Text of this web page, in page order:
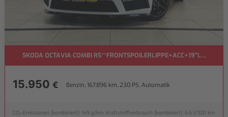
SKODA OCTAVIA COMBI RS**FRONTSPOILERLIPPE+ACC+19"LMF**
15.950 € Benzin, 167.896 km, 230 PS, Automatik
CO₂-Emissionen (kombiniert): 149 g/km, Kraftstoffverbrauch (kombiniert): 6,6 l/100 km